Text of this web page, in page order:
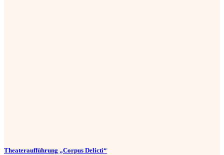
Theateraufführung „Corpus Delicti“